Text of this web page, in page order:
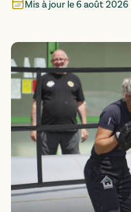
Mis à jour le6 août 2026